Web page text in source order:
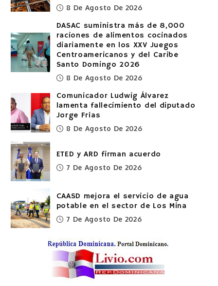
8 De Agosto De 2026
DASAC suministra más de 8,000
raciones de alimentos cocinados
diariamente en los XXV Juegos
Centroamericanos y del Caribe
Santo Domingo 2026
8 De Agosto De 2026
Comunicador Ludwig Álvarez
lamenta fallecimiento del diputado
Jorge Frías
8 De Agosto De 2026
ETED y ARD firman acuerdo
7 De Agosto De 2026
CAASD mejora el servicio de agua
potable en el sector de Los Mina
7 De Agosto De 2026